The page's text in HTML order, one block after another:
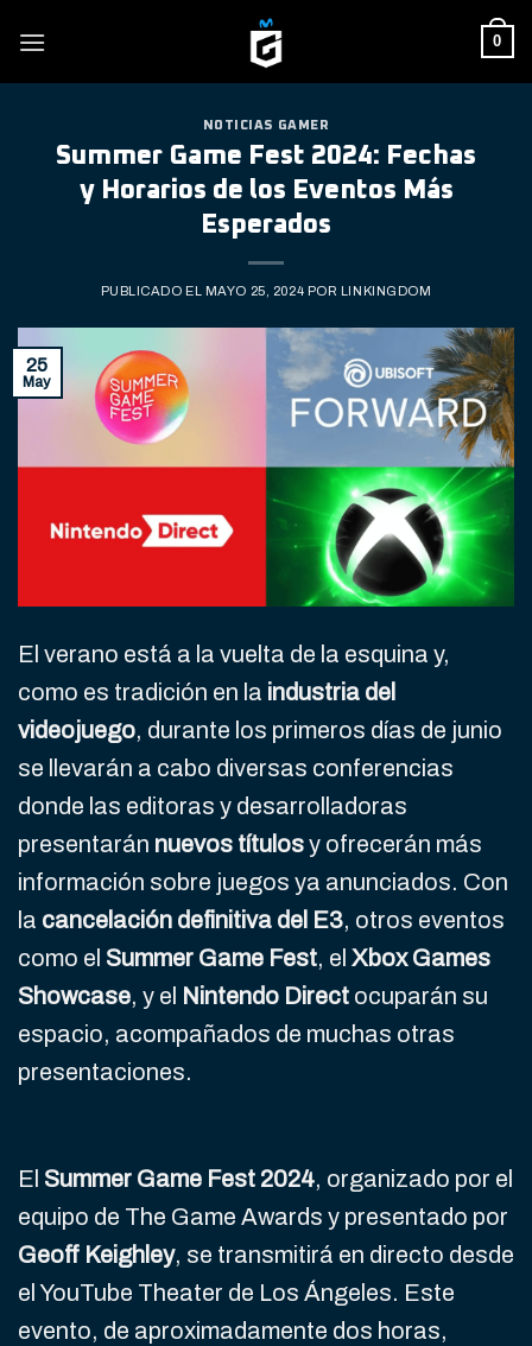
0
NOTICIAS GAMER
Summer Game Fest 2024: Fechas
y Horarios de los Eventos Más
Esperados
PUBLICADO EL MAYO 25, 2024 POR LINKINGDOM
25
May
El verano está a la vuelta de la esquina y,
como es tradición en la industria del
videojuego, durante los primeros días de junio
se llevarán a cabo diversas conferencias
donde las editoras y desarrolladoras
presentarán nuevos títulosy ofrecerán más
información sobre juegos ya anunciados. Con
la cancelación definitiva del E3, otros eventos
como el Summer Game Fest, el Xbox Games
Showcase, y el Nintendo Direct ocuparán su
espacio, acompañados de muchas otras
presentaciones.
El Summer Game Fest 2024, organizado por el
equipo de The Game Awards y presentado por
Geoff Keighley, se transmitirá en directo desde
el YouTube Theater de Los Ángeles. Este
evento, de aproximadamente dos horas,